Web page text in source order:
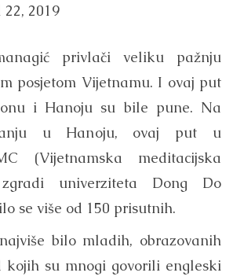
2019
privlači veliku pažnju
posjetom Vijetnamu. I ovaj put
i Hanoju su bile pune. Na
u Hanoju, ovaj put u
(Vijetnamska meditacijska
univerziteta Dong Do
se više od 150 prisutnih.
bilo mladih, obrazovanih
kojih su mnogi govorili engleski